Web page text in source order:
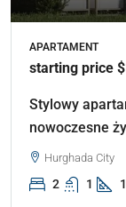
APARTAMENT
starting price
Stylowy
nowoczesne
Hurghada City
2 1